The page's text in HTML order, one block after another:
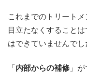
これまでのトリート
目立たなくすること
はできていませんでし
「 内部からの補修 」